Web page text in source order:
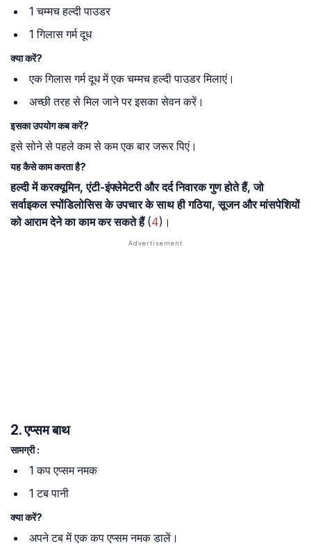
1 चम्मच हल्दी पाउडर
1 गिलास गर्म दूध
क्या करें?
एक गिलास गर्म दूध में एक चम्मच हल्दी पाउडर मिलाएं।
अच्छी तरह से मिल जाने पर इसका सेवन करें।
इसका उपयोग कब करें?
इसे सोने से पहले कम से कम एक बार जरूर पिएं।
यह कैसे काम करता है?
हल्दी में करक्यूमिन, एंटी-इंफ्लेमेटरी और दर्द निवारक गुण होते हैं, जो
सर्वाइकल स्पोंडिलोसिस के उपचार के साथ ही गठिया, सूजन और मांसपेशियों
को आराम देने का काम कर सकते हैं(4)।
2. एप्सम बाथ
सामग्री :
1 कप एप्सम नमक
1 टब पानी
क्या करें?
अपने टब में एक कप एप्सम नमक डालें।